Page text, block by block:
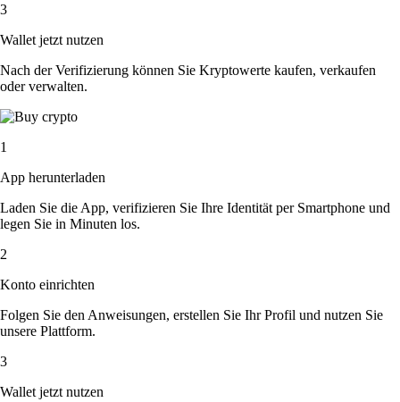
3
Wallet jetzt nutzen
Nach der Verifizierung können Sie Kryptowerte kaufen, verkaufen
oder verwalten.
1
App herunterladen
Laden Sie die App, verifizieren Sie Ihre Identität per Smartphone und
legen Sie in Minuten los.
2
Konto einrichten
Folgen Sie den Anweisungen, erstellen Sie Ihr Profil und nutzen Sie
unsere Plattform.
3
Wallet jetzt nutzen